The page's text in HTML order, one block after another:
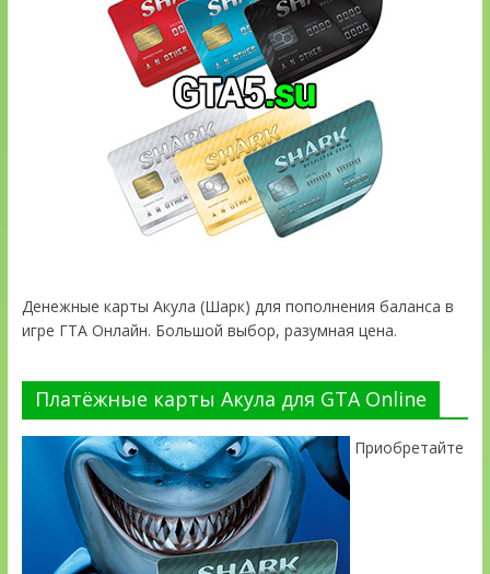
Денежные карты Акула (Шарк) для пополнения баланса в
игре ГТА Онлайн. Большой выбор, разумная цена.
Платёжные карты Акула для GTA Online
Приобретайте